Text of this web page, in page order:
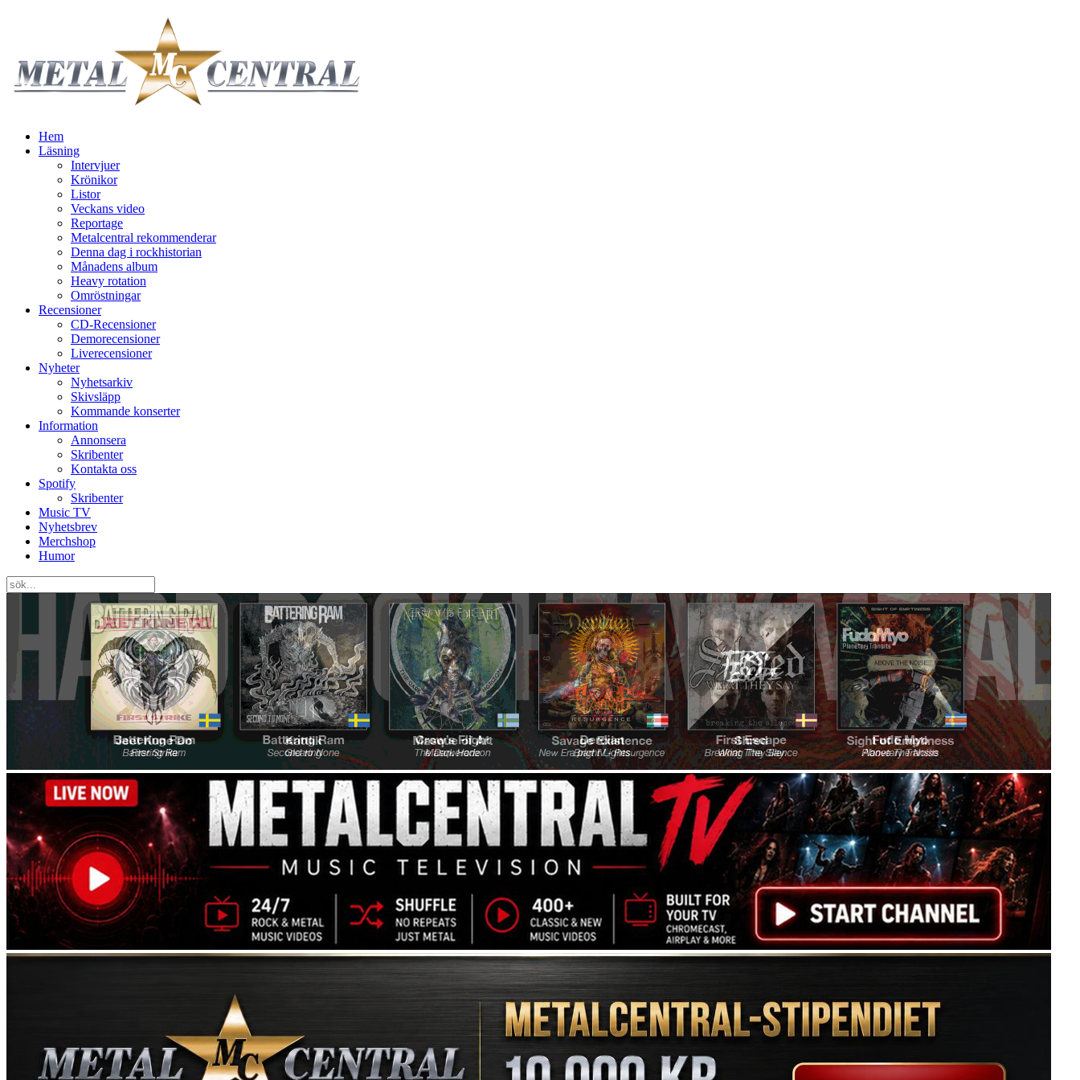
Hem
Läsning
Intervjuer
Krönikor
Listor
Veckans video
Reportage
Metalcentral rekommenderar
Denna dag i rockhistorian
Månadens album
Heavy rotation
Omröstningar
Recensioner
CD-Recensioner
Demorecensioner
Liverecensioner
Nyheter
Nyhetsarkiv
Skivsläpp
Kommande konserter
Information
Annonsera
Skribenter
Kontakta oss
Spotify
Skribenter
Music TV
Nyhetsbrev
Merchshop
Humor